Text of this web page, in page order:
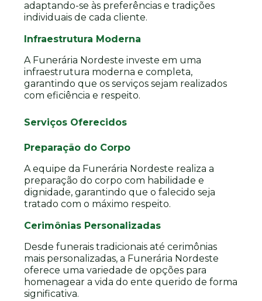
adaptando-se às preferências e tradições
individuais de cada cliente.
Infraestrutura Moderna
A Funerária Nordeste investe em uma
infraestrutura moderna e completa,
garantindo que os serviços sejam realizados
com eficiência e respeito.
Serviços Oferecidos
Preparação do Corpo
A equipe da Funerária Nordeste realiza a
preparação do corpo com habilidade e
dignidade, garantindo que o falecido seja
tratado com o máximo respeito.
Cerimônias Personalizadas
Desde funerais tradicionais até cerimônias
mais personalizadas, a Funerária Nordeste
oferece uma variedade de opções para
homenagear a vida do ente querido de forma
significativa.